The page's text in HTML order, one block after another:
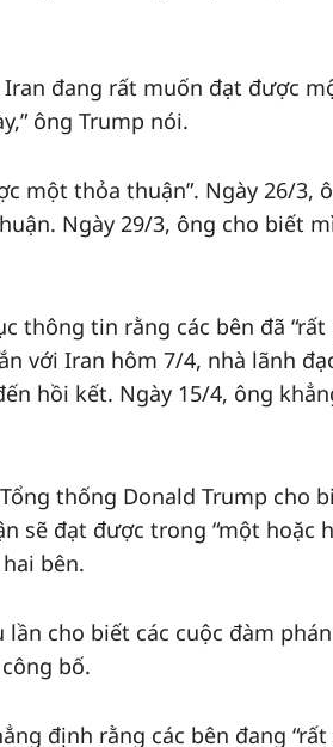
đang rất muốn đạt được
ông Trump nói.
một thỏa thuận”. Ngày 26/3,
Ngày 29/3, ông cho biết
thông tin rằng các bên đã “rất
với Iran hôm 7/4, nhà lãnh
hồi kết. Ngày 15/4, ông
thống Donald Trump cho
sẽ đạt được trong “một hoặc
bên.
cho biết các cuộc đàm
bố.
định rằng các bên đang